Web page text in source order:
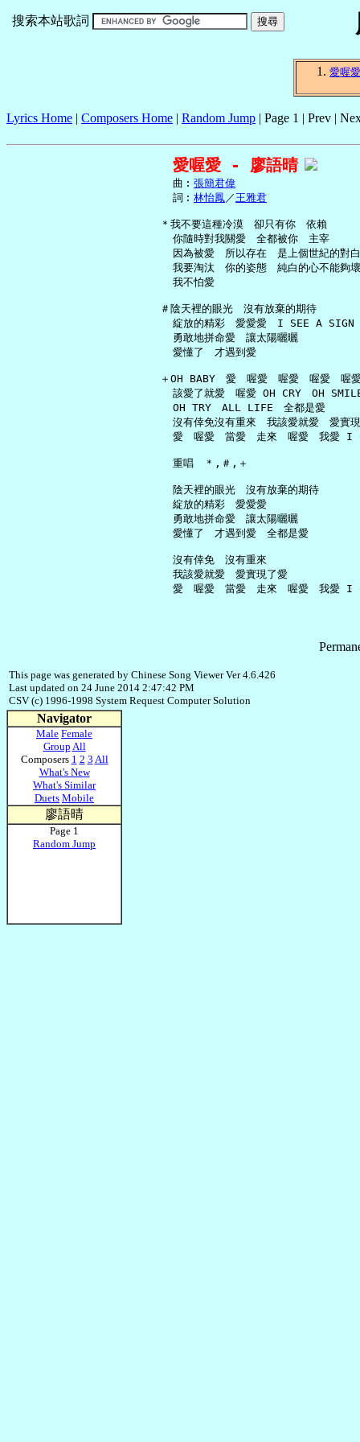
搜索本站歌詞
愛喔愛
Lyrics Home | Composers Home | Random Jump | Page 1 | Prev |
愛喔愛 - 廖語晴
     曲︰
張簡君偉
     詞︰
林怡鳳／王雅君
   ＊我不要這種冷漠　卻只有你　依賴
     你隨時對我關愛　全都被你　主宰
     因為被愛　所以存在　是上個世紀的對白
     我要淘汰　你的姿態　純白的心不能夠壞
     我不怕愛
   ＃陰天裡的眼光　沒有放棄的期待
     綻放的精彩　愛愛愛　I SEE A SIGN
     勇敢地拼命愛　讓太陽曬曬
     愛懂了　才遇到愛
＋OH BABY　愛　喔愛　喔愛　喔愛　喔
該愛了就愛　喔愛 OH CRY　OH
     OH TRY　ALL LIFE　全都是愛
沒有倖免沒有重來　我該愛就愛　愛實
愛　喔愛　當愛　走來　喔愛　我愛
     重唱　＊,＃,＋
     陰天裡的眼光　沒有放棄的期待
     綻放的精彩　愛愛愛
     勇敢地拼命愛　讓太陽曬曬
     愛懂了　才遇到愛　全都是愛
     沒有倖免　沒有重來
     我該愛就愛　愛實現了愛
This page was generated by Chinese Song Viewer Ver 4.6.426
Last updated on 24 June 2014 2:47:42 PM
CSV (c) 1996-1998 System Request Computer Solution
Navigator
Male Female
Group All
Composers 1 2 3 All
What's New
What's Similar
Duets Mobile
廖語晴
Page 1
Random Jump